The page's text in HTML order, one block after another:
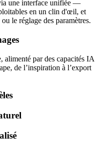
une interface unifiée —
en un clin d'œil, et
le réglage des paramètres.
par des capacités IA
de l’inspiration à l’export